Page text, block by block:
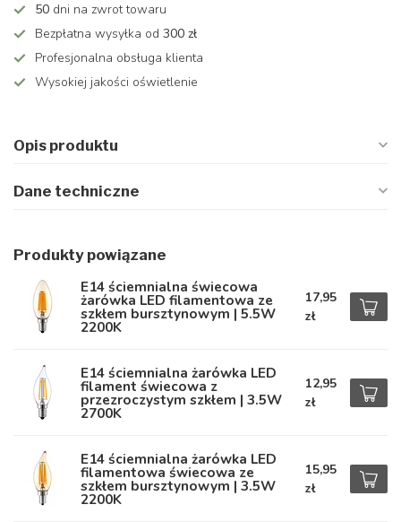
50 dni na zwrot towaru
Bezpłatna wysyłka od 300 zł
Profesjonalna obsługa klienta
Wysokiej jakości oświetlenie
Opis produktu
Dane techniczne
Produkty powiązane
E14 ściemnialna świecowa
żarówka LED filamentowa ze
szkłem bursztynowym | 5.5W
2200K
17,95
zł
E14 ściemnialna żarówka LED
filament świecowa z
przezroczystym szkłem | 3.5W
2700K
12,95
zł
E14 ściemnialna żarówka LED
filamentowa świecowa ze
szkłem bursztynowym | 3.5W
2200K
15,95
zł